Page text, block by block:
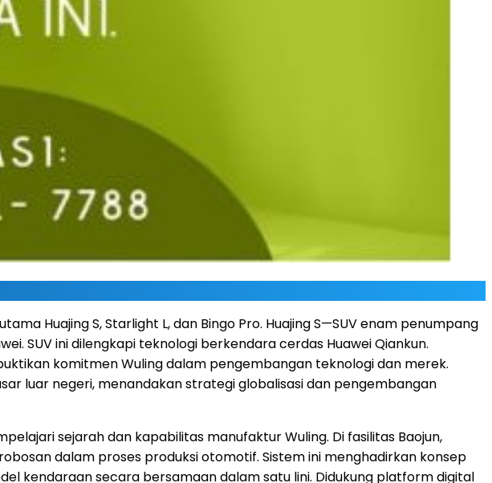
Huajing S, Starlight L, dan Bingo Pro. Huajing S—SUV enam penumpang
SUV ini dilengkapi teknologi berkendara cerdas Huawei Qiankun.
komitmen Wuling dalam pengembangan teknologi dan merek.
luar negeri, menandakan strategi globalisasi dan pengembangan
sejarah dan kapabilitas manufaktur Wuling. Di fasilitas Baojun,
dalam proses produksi otomotif. Sistem ini menghadirkan konsep
kendaraan secara bersamaan dalam satu lini. Didukung platform digital